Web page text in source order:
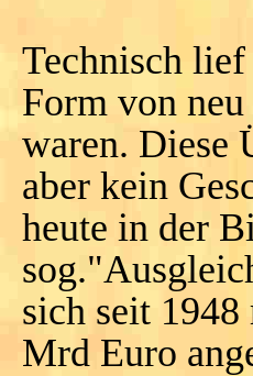
Technisch
Form von
waren. Diese
aber kein
heute in der
sich seit
Mrd Euro